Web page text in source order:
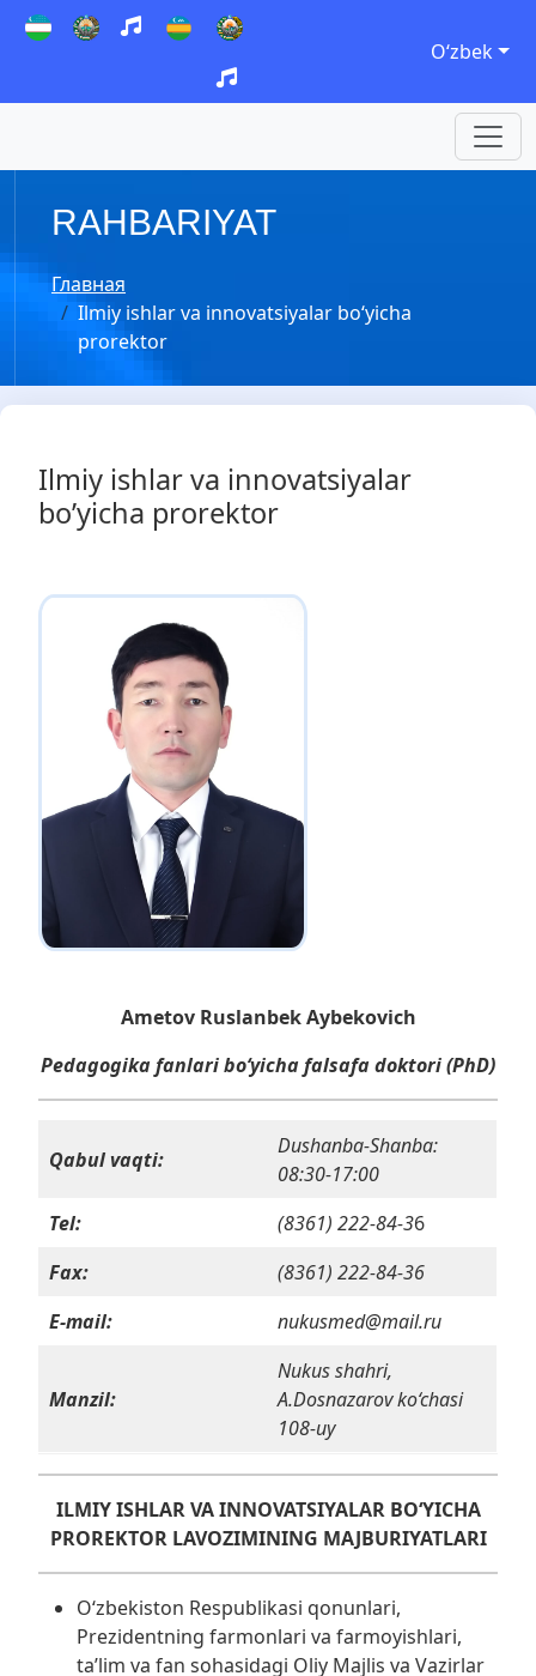
Oʻzbek
RAHBARIYAT
Главная
Ilmiy ishlar va innovatsiyalar bo‘yicha
prorektor
Ilmiy ishlar va innovatsiyalar
bo’yicha prorektor
Ametov Ruslanbek Aybekovich
Pedagogika fanlari bo‘yicha falsafa doktori (PhD)
Qabul vaqti:
Dushanba-Shanba:
08:30-17:00
Tel:
(8361) 222-84-36
Fax:
(8361) 222-84-36
E-mail:
nukusmed@mail.ru
Manzil:
Nukus shahri,
A.Dosnazarov ko‘chasi
108-uy
ILMIY ISHLAR VA INNOVATSIYALAR BO‘YICHA
PROREKTOR LAVOZIMINING MAJBURIYATLARI
O‘zbekiston Respublikasi qonunlari,
Prezidentning farmonlari va farmoyishlari,
ta’lim va fan sohasidagi Oliy Majlis va Vazirlar